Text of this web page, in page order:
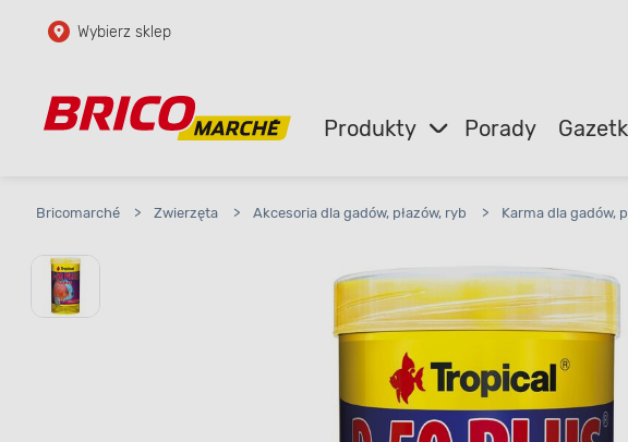
Przejdź do głównej zawartości
Przejdź do wyszukiwarki
Wybierz sklep
Produkty Porady
Bricomarché > Zwierzęta > Akcesoria dla gadów, płazów, ryb > Karma dla gadów,